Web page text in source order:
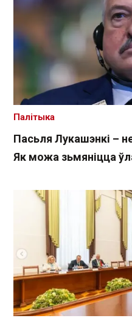
Пасьля Лукашэнкі –
Як можа зьмяніцца
Палітыка